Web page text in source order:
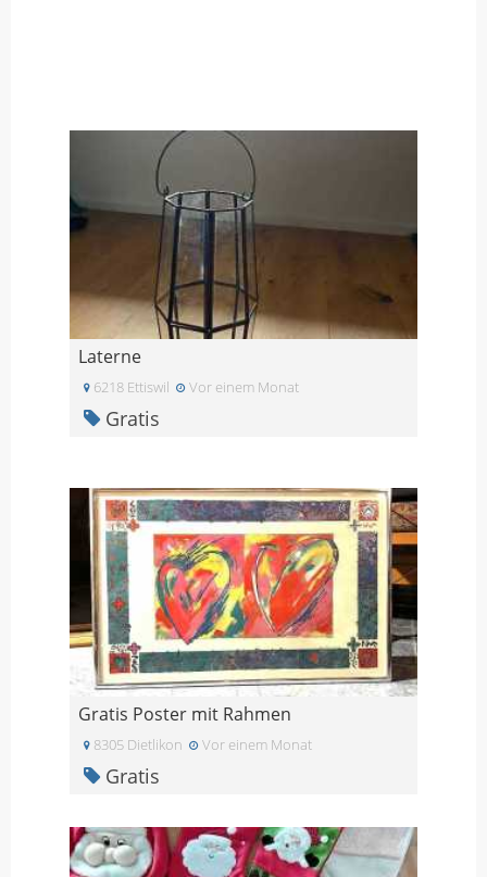
Laterne
6218 Ettiswil Vor einem Monat
Gratis
Gratis Poster mit Rahmen
8305 Dietlikon Vor einem Monat
Gratis